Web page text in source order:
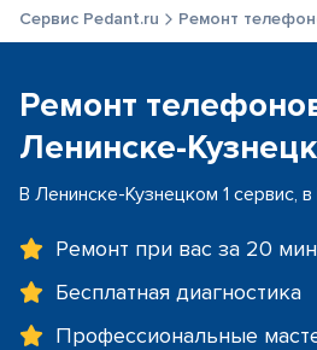
Сервис Pedant.ru Ремонт
Ремонт
Ленинске-
В Ленинске-Кузнецком 1 сервис,
Ремонт при вас за 20
Бесплатная диагностика
Профессиональные